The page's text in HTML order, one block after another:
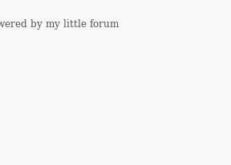
by my little forum